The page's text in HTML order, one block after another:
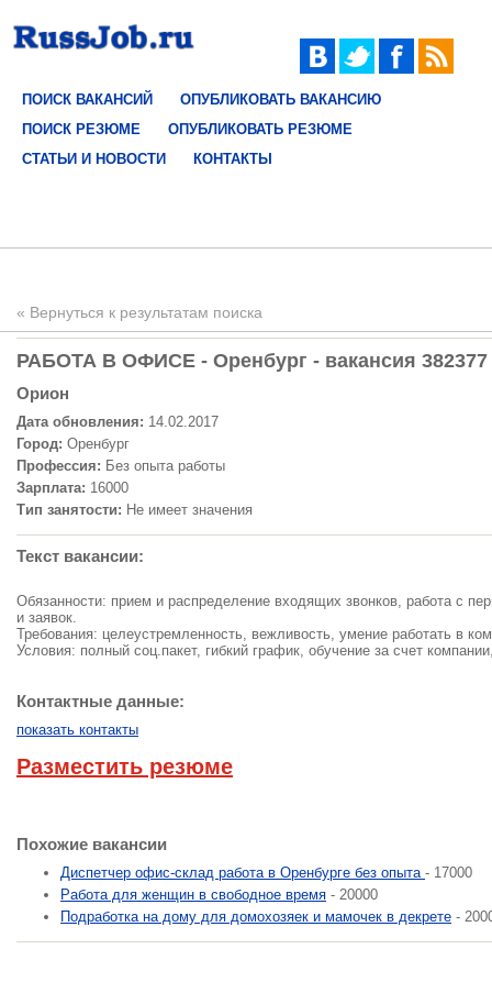
ПОИСК ВАКАНСИЙ
ОПУБЛИКОВАТЬ ВАКАНСИЮ
ПОИСК РЕЗЮМЕ
ОПУБЛИКОВАТЬ РЕЗЮМЕ
СТАТЬИ И НОВОСТИ
КОНТАКТЫ
« Вернуться к результатам поиска
РАБОТА В ОФИСЕ - Оренбург - вакансия 382377
Орион
Дата обновления: 14.02.2017
Город: Оренбург
Профессия: Без опыта работы
Зарплата: 16000
Тип занятости: Не имеет значения
Текст вакансии:
Обязанности: прием и распределение входящих звонков, работа с
и заявок.
Требования: целеустремленность, вежливость, умение работать в
Условия: полный соц.пакет, гибкий график, обучение за счет
Контактные данные:
показать контакты
Разместить резюме
Похожие вакансии
Диспетчер офис-склад работа в Оренбурге без опыта - 17000
Работа для женщин в свободное время - 20000
Подработка на дому для домохозяек и мамочек в декрете -